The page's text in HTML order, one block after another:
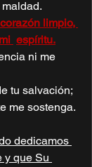
limpio,
espíritu.
ni me
tu salvación;
me sostenga.
dedicamos
y que Su